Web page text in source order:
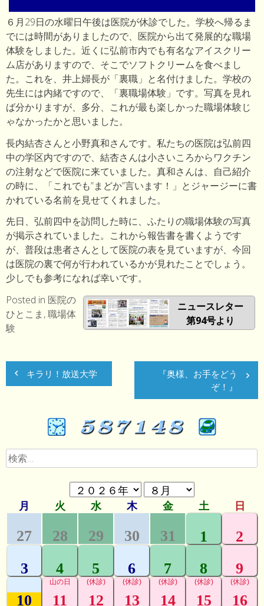
６月29日の水曜日午後は医院が休診でした。学校へ帰るま
でには時間がありましたので、医院から出て発展的な職場
体験をしました。近くに弘前市内でも有名なアイスクリー
ム店がありますので、そこでソフトクリームを食べまし
た。これを、井上婦長が「裏職」と名付けました。学校の
先生には内緒ですので、「裏職場体験」です。写真を見れ
ば分かりますが、多分、これが最も楽しかった職場体験じ
ゃなかったかと思いました。
長内結杏さんと小野真和さんです。私たちの医院は弘前四
中の学区内ですので、結杏さんは小さいころからワクチン
の注射などで医院に来ていました。真和さんは、自己紹介
の時に、「これでも”まどか”言います！」とジャージーに書
かれている名前を見せてくれました。
先日、弘前四中を訪問した時に、ふたりの職場体験の写真
が掲示されていました。これから報告書を書くようです
が、普段は患者さんとして医院の表を見ていますが、今回
は医院の裏で何が行われているかが見れたことでしょう。
少しでも参考になれば幸いです。
ニュースレター
第94号より
Posted in 医院の
ひとこま ,職場体
験
投
稿
ゲ
ー
ョ
ン
キラリ！放送大学
『奥様、お手をどう
ぞ！』
検
索: